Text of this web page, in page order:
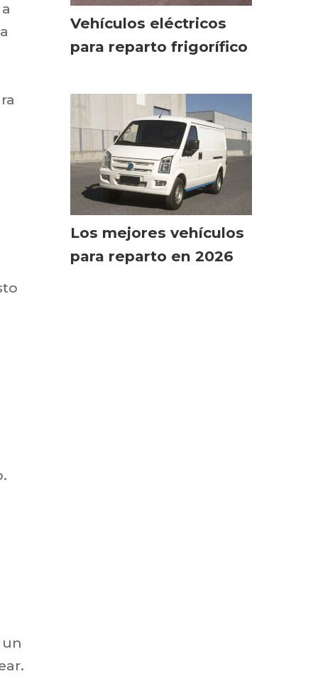
Vehículos eléctricos
para reparto frigorífico
Los mejores vehículos
para reparto en 2026